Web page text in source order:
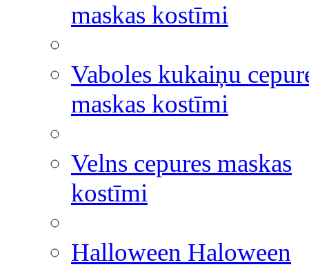
maskas kostīmi
Vaboles kukaiņu
maskas kostīmi
Velns cepures maskas
kostīmi
Halloween Haloween